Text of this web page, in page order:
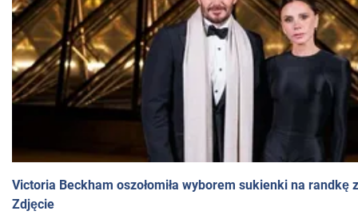
Victoria Beckham oszołomiła wyborem sukienki na randkę
Zdjęcie